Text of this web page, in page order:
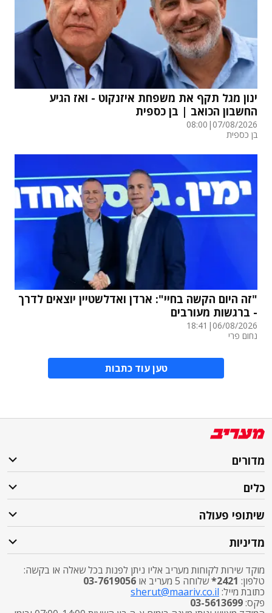
ינון מגל תקף את משפחת איזנקוט - ואז הגיע
החשבון הכואב | בן כספית
07/08/2026
|
08:00
בן כספית
"זה היום הקשה בחיי": ארדן ואדלשטיין יוצאים לדרך
- ברגשות מעורבים
06/08/2026
|
18:41
נחום פרי
טען עוד כתבות
מדורים
כלים
שיתופי פעולה
מדיניות
מוקד שירות לקוחות מעריב אליו ניתן לפנות בכל שאלה או בקשה:
טלפון: 2421* שלוחה 5 מעריב או
03-7619056
כתובת מייל: sherut@maariv.co.il
פקס:03-5613699